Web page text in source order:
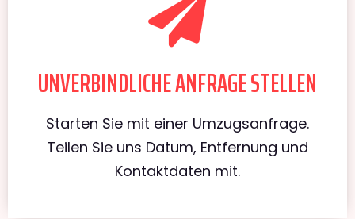
UNVERBINDLICHE ANFRAGE STELLEN
Starten Sie mit einer Umzugsanfrage.
Teilen Sie uns Datum, Entfernung und
Kontaktdaten mit.